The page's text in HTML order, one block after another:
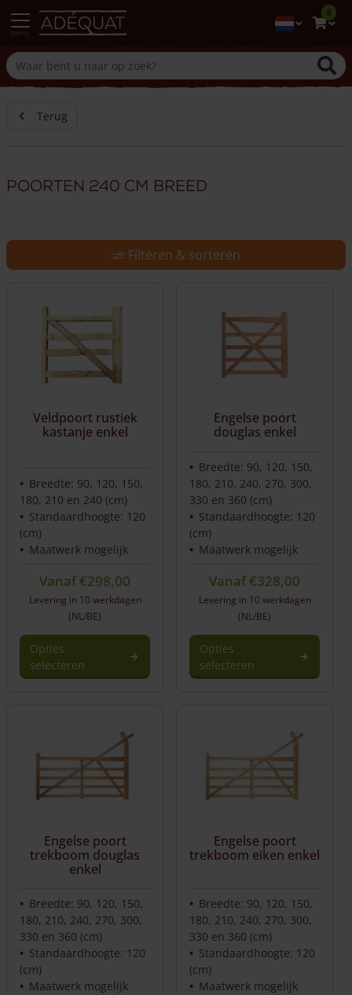
0
Terug
Poorten 240 cm breed
Filteren & sorteren
Veldpoort rustiek
kastanje enkel
Breedte: 90, 120, 150,
180, 210 en 240 (cm)
Standaardhoogte: 120
(cm)
Maatwerk mogelijk
Vanaf€298,00
Levering in 10 werkdagen
(NL/BE)
Opties
selecteren
Engelse poort
douglas enkel
Breedte: 90, 120, 150,
180, 210, 240, 270, 300,
330 en 360 (cm)
Standaardhoogte: 120
(cm)
Maatwerk mogelijk
Vanaf€328,00
Levering in 10 werkdagen
(NL/BE)
Opties
selecteren
Engelse poort
trekboom douglas
enkel
Breedte: 90, 120, 150,
180, 210, 240, 270, 300,
330 en 360 (cm)
Standaardhoogte: 120
(cm)
Maatwerk mogelijk
Engelse poort
trekboom eiken enkel
Breedte: 90, 120, 150,
180, 210, 240, 270, 300,
330 en 360 (cm)
Standaardhoogte: 120
(cm)
Maatwerk mogelijk